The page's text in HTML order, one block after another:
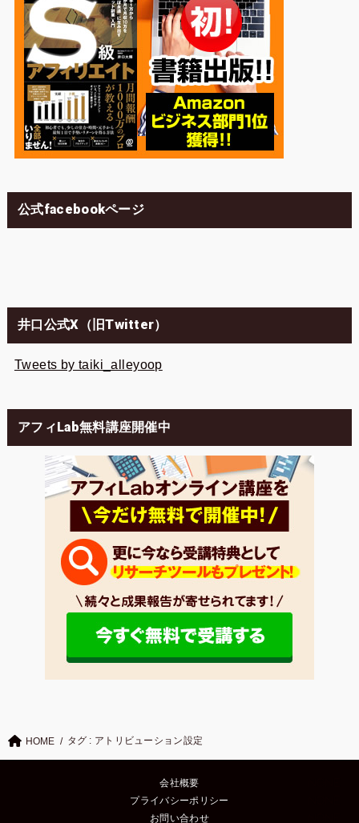
公式facebookページ
井口公式X（旧Twitter）
Tweets by taiki_alleyoop
アフィLab無料講座開催中
HOME タグ : アトリビューション設定
会社概要
プライバシーポリシー
お問い合わせ